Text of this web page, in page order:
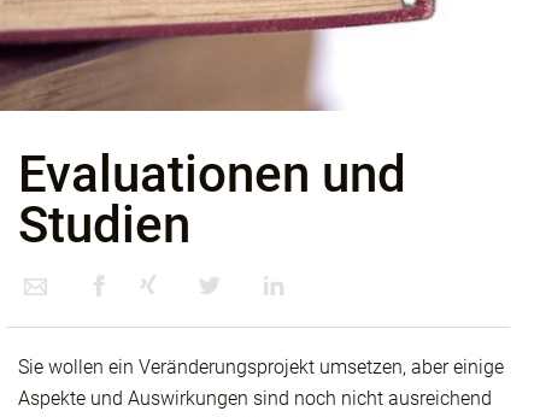
Evaluationen und
Studien
Sie wollen ein Veränderungsprojekt umsetzen, aber einige
Aspekte und Auswirkungen sind noch nicht ausreichend